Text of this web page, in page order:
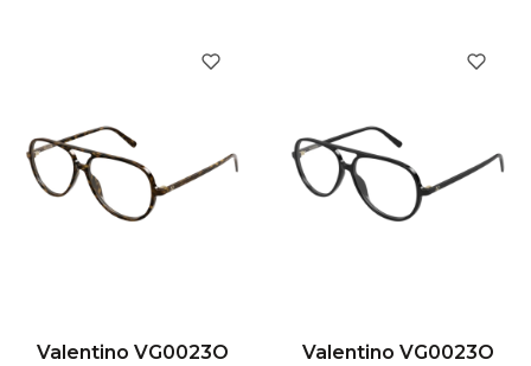
Valentino VG0023O
Valentino VG0023O